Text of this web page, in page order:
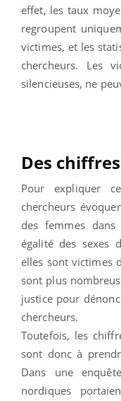
effet, les taux
regroupent
victimes, et les
chercheurs. Les
silencieuses, ne
Des
Pour expliquer
chercheurs
des femmes
égalité des sexes
elles sont victimes
sont plus
justice pour
chercheurs.
Toutefois, les
sont donc à
Dans une
nordiques